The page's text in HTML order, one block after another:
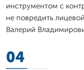
инструментом с
не повредить
Валерий
04